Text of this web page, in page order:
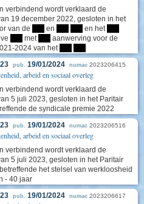
verbindend wordt verklaard de
19 december 2022, gesloten in het
van de en en het
met
aanwerving voor de
2024 van het
pub. 19/01/2024 numac 2023206415
arbeid en sociaal overleg
verbindend wordt verklaard de
5 juli 2023, gesloten in het Paritair
de syndicale premie 2022
pub. 19/01/2024 numac 2023206516
arbeid en sociaal overleg
verbindend wordt verklaard de
5 juli 2023, gesloten in het Paritair
het stelsel van werkloosheid
- 40 jaar
pub. 19/01/2024 numac 2023206617